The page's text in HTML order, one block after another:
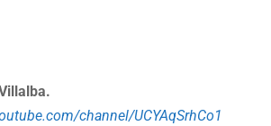
channel/UCYAqSrhCo1